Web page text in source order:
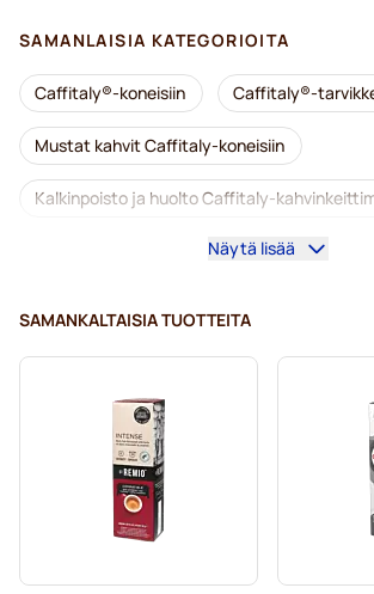
SAMANLAISIA KATEGORIOITA
Caffitaly®-koneisiin Caffitaly®-
Mustat kahvit Caffitaly-koneisiin
Kalkinpoisto ja huolto Caffitaly-
Gimoka-kapselit Caffitaly-koneisiin
Näytä lisää
SAMANKALTAISIA TUOTTEITA